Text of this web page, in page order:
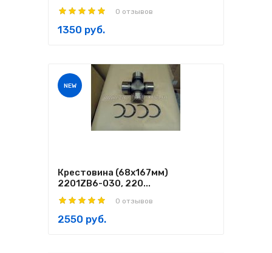
0 отзывов
1350 руб.
NEW
Крестовина (68х167мм)
2201ZB6-030, 220...
0 отзывов
2550 руб.